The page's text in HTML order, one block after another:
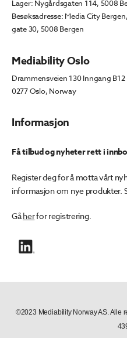
Informasjon
Lager: Nygårdsgaten 114, 5008
Besøksadresse: Media City
gate 30, 5008 Bergen
Mediability Oslo
Drammensveien 130 Inngang
0277 Oslo, Norway
Få tilbud og nyheter rett i
Register deg for å motta vårt
informasjon om nye produkter.
Gåherfor registrering.
©2023 Mediability Norway AS. Alle